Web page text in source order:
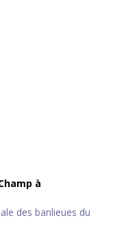
à
des banlieues du